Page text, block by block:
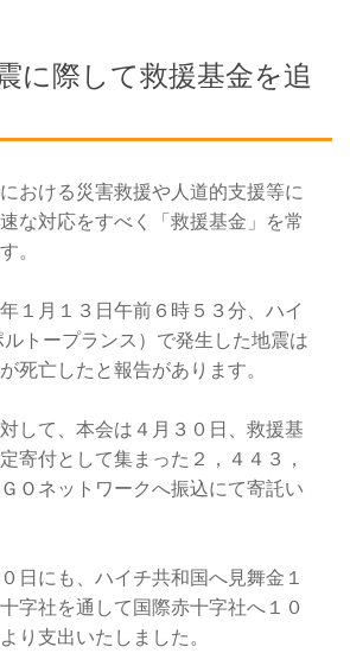
に際して救援基金を追
おける災害救援や人道的支援等に
な対応をすべく「救援基金」を常
。
１月１３日午前６時５３分、ハイ
トープランス）で発生した地震は
死亡したと報告があります。
して、本会は４月３０日、救援基
寄付として集まった２，４４３，
Ｏネットワークへ振込にて寄託い
日にも、ハイチ共和国へ見舞金１
字社を通して国際赤十字社へ１０
り支出いたしました。